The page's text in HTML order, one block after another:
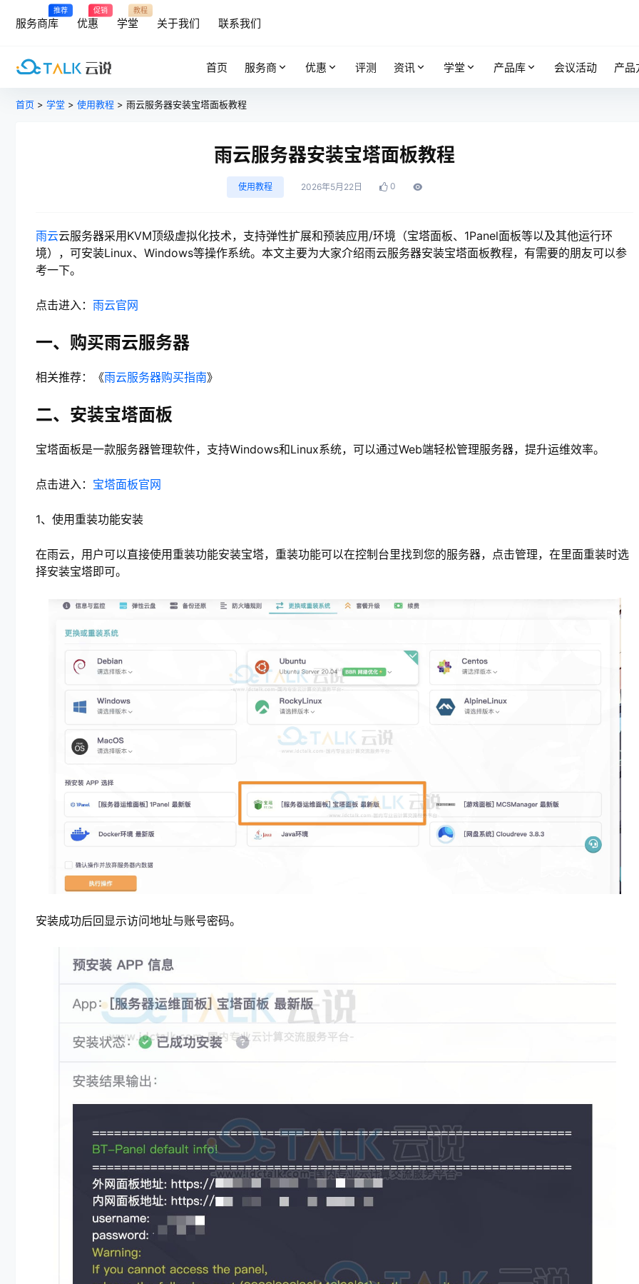
推荐
服务商库
促销
优惠
教程
学堂 关于我们 联系我们
首页 服务商 优惠 评测 资讯 学堂 产品库 会议活动 产品
首页 > 学堂 > 使用教程 > 雨云服务器安装宝塔面板教程
雨云服务器安装宝塔面板教程
使用教程 2026年5月22日 0
雨云云服务器采用KVM顶级虚拟化技术，支持弹性扩展和预装应用/环境（宝塔面板、1Panel面板等以及其他运行环
境），可安装Linux、Windows等操作系统。本文主要为大家介绍雨云服务器安装宝塔面板教程，有需要的朋友可以参
考一下。
点击进入： 雨云官网
一、购买雨云服务器
相关推荐：《雨云服务器购买指南》
二、安装宝塔面板
宝塔面板是一款服务器管理软件，支持Windows和Linux系统，可以通过Web端轻松管理服务器，提升运维效率。
点击进入： 宝塔面板官网
1、使用重装功能安装
在雨云，用户可以直接使用重装功能安装宝塔，重装功能可以在控制台里找到您的服务器，点击管理，在里面重装时选
择安装宝塔即可。
安装成功后回显示访问地址与账号密码。